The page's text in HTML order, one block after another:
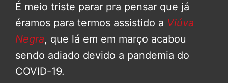
É meio triste parar pra pensar que já
éramos para termos assistido a Viúva
Negra, que lá em em março acabou
sendo adiado devido a pandemia do
COVID-19.